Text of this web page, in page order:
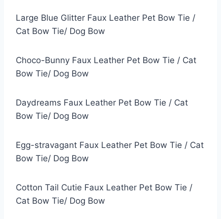
Large Blue Glitter Faux Leather Pet Bow Tie /
Cat Bow Tie/ Dog Bow
Choco-Bunny Faux Leather Pet Bow Tie / Cat
Bow Tie/ Dog Bow
Daydreams Faux Leather Pet Bow Tie / Cat
Bow Tie/ Dog Bow
Egg-stravagant Faux Leather Pet Bow Tie / Cat
Bow Tie/ Dog Bow
Cotton Tail Cutie Faux Leather Pet Bow Tie /
Cat Bow Tie/ Dog Bow